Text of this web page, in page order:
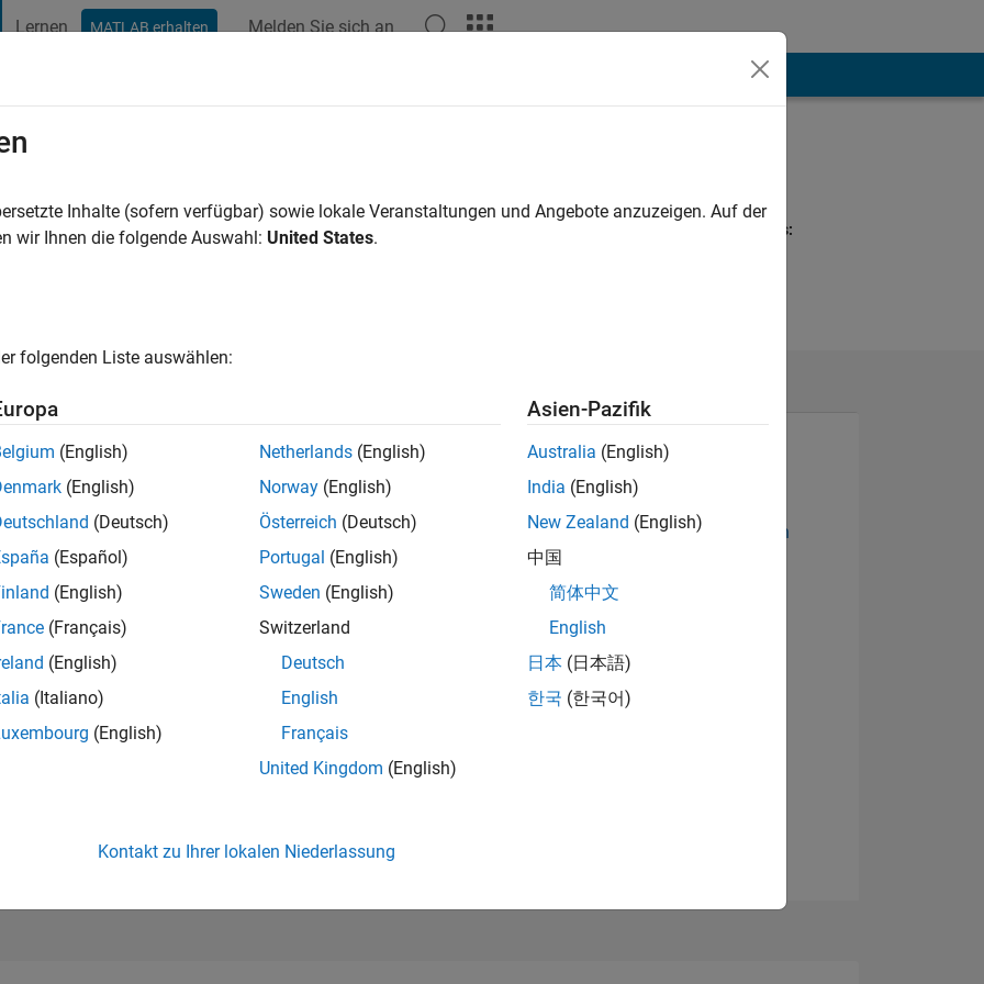
Lernen MATLAB erhalten Melden Sie sich an
vor|Aktiv seit 2021
0
MATLAB
Spoken Languages:
of 302.028
Abzeichen anzeigen
Inhalte (sofern verfügbar) sowie lokale Veranstaltungen und Angebote anzuzeigen. Auf der
wir Ihnen die folgende Auswahl: United States.
folgenden Liste auswählen:
(English)
(English)
(Deutsch)
(Español)
(English)
(Français)
(English)
(Italiano)
(English)
Netherlands (English)
Norway (English)
Österreich (Deutsch)
Portugal (English)
Sweden (English)
Switzerland
Deutsch
English
Français
United Kingdom (English)
Asien-Pazifik
Australia (English)
India (English)
New Zealand (English)
中国
简体中文
English
日本 (日本語)
한국 (한국어)
Kontakt zu Ihrer lokalen Niederlassung